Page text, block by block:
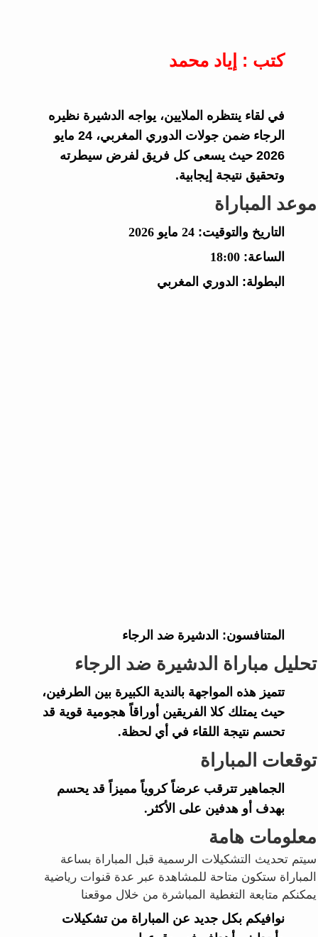
كتب : إياد محمد
في لقاء ينتظره الملايين، يواجه الدشيرة نظيره
الرجاء ضمن جولات الدوري المغربي، 24 مايو
2026 حيث يسعى كل فريق لفرض سيطرته
وتحقيق نتيجة إيجابية.
موعد المباراة
التاريخ والتوقيت: 24 مايو 2026
الساعة: 18:00
البطولة: الدوري المغربي
المتنافسون: الدشيرة ضد الرجاء
تحليل مباراة الدشيرة ضد الرجاء
تتميز هذه المواجهة بالندية الكبيرة بين الطرفين،
حيث يمتلك كلا الفريقين أوراقاً هجومية قوية قد
تحسم نتيجة اللقاء في أي لحظة.
توقعات المباراة
الجماهير تترقب عرضاً كروياً مميزاً قد يحسم
بهدف أو هدفين على الأكثر.
معلومات هامة
سيتم تحديث التشكيلات الرسمية قبل المباراة بساعة
المباراة ستكون متاحة للمشاهدة عبر عدة قنوات رياضية
يمكنكم متابعة التغطية المباشرة من خلال موقعنا
نوافيكم بكل جديد عن المباراة من تشكيلات